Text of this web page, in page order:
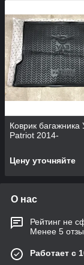
Коврик багажника
Patriot 2014-
Цену уточняйте
О нас
Рейтинг не
Менее 5
Работает с